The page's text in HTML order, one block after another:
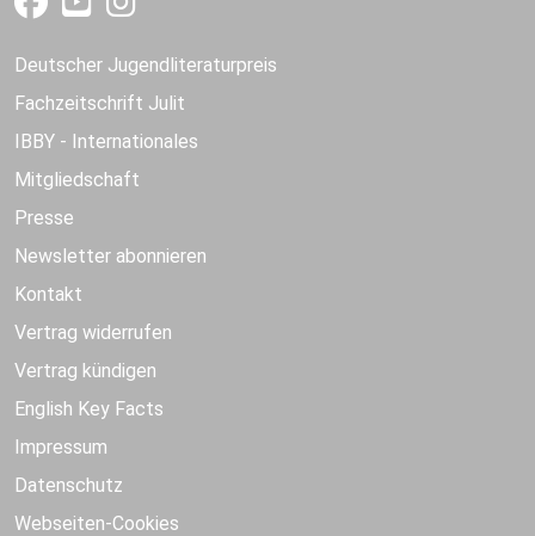
Deutscher Jugendliteraturpreis
Fachzeitschrift Julit
IBBY - Internationales
Mitgliedschaft
Presse
Newsletter abonnieren
Kontakt
Vertrag widerrufen
Vertrag kündigen
English Key Facts
Impressum
Datenschutz
Webseiten-Cookies